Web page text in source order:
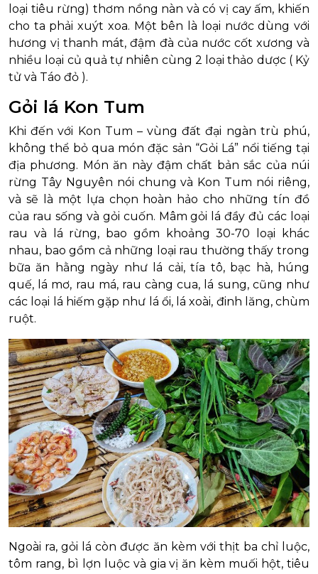
loại tiêu rừng) thơm nồng nàn và có vị cay ấm, khiến
cho ta phải xuýt xoa. Một bên là loại nước dùng với
hương vị thanh mát, đậm đà của nước cốt xương và
nhiều loại củ quả tự nhiên cùng 2 loại thảo dược ( Kỷ
tử và Táo đỏ ).
Gỏi lá Kon Tum
Khi đến với Kon Tum – vùng đất đại ngàn trù phú,
không thể bỏ qua món đặc sản “Gỏi Lá” nổi tiếng tại
địa phương. Món ăn này đậm chất bản sắc của núi
rừng Tây Nguyên nói chung và Kon Tum nói riêng,
và sẽ là một lựa chọn hoàn hảo cho những tín đồ
của rau sống và gỏi cuốn. Mâm gỏi lá đầy đủ các loại
rau và lá rừng, bao gồm khoảng 30-70 loại khác
nhau, bao gồm cả những loại rau thường thấy trong
bữa ăn hằng ngày như lá cải, tía tô, bạc hà, húng
quế, lá mơ, rau má, rau càng cua, lá sung, cũng như
các loại lá hiếm gặp như lá ổi, lá xoài, đinh lăng, chùm
ruột.
Ngoài ra, gỏi lá còn được ăn kèm với thịt ba chỉ luộc,
tôm rang, bì lợn luộc và gia vị ăn kèm muối hột, tiêu